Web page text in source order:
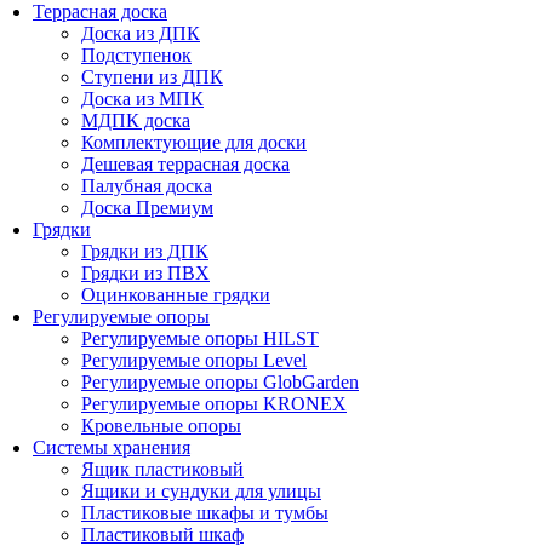
Террасная доска
Доска из ДПК
Подступенок
Ступени из ДПК
Доска из МПК
МДПК доска
Комплектующие для доски
Дешевая террасная доска
Палубная доска
Доска Премиум
Грядки
Грядки из ДПК
Грядки из ПВХ
Оцинкованные грядки
Регулируемые опоры
Регулируемые опоры HILST
Регулируемые опоры Level
Регулируемые опоры GlobGarden
Регулируемые опоры KRONEX
Кровельные опоры
Системы хранения
Ящик пластиковый
Ящики и сундуки для улицы
Пластиковые шкафы и тумбы
Пластиковый шкаф